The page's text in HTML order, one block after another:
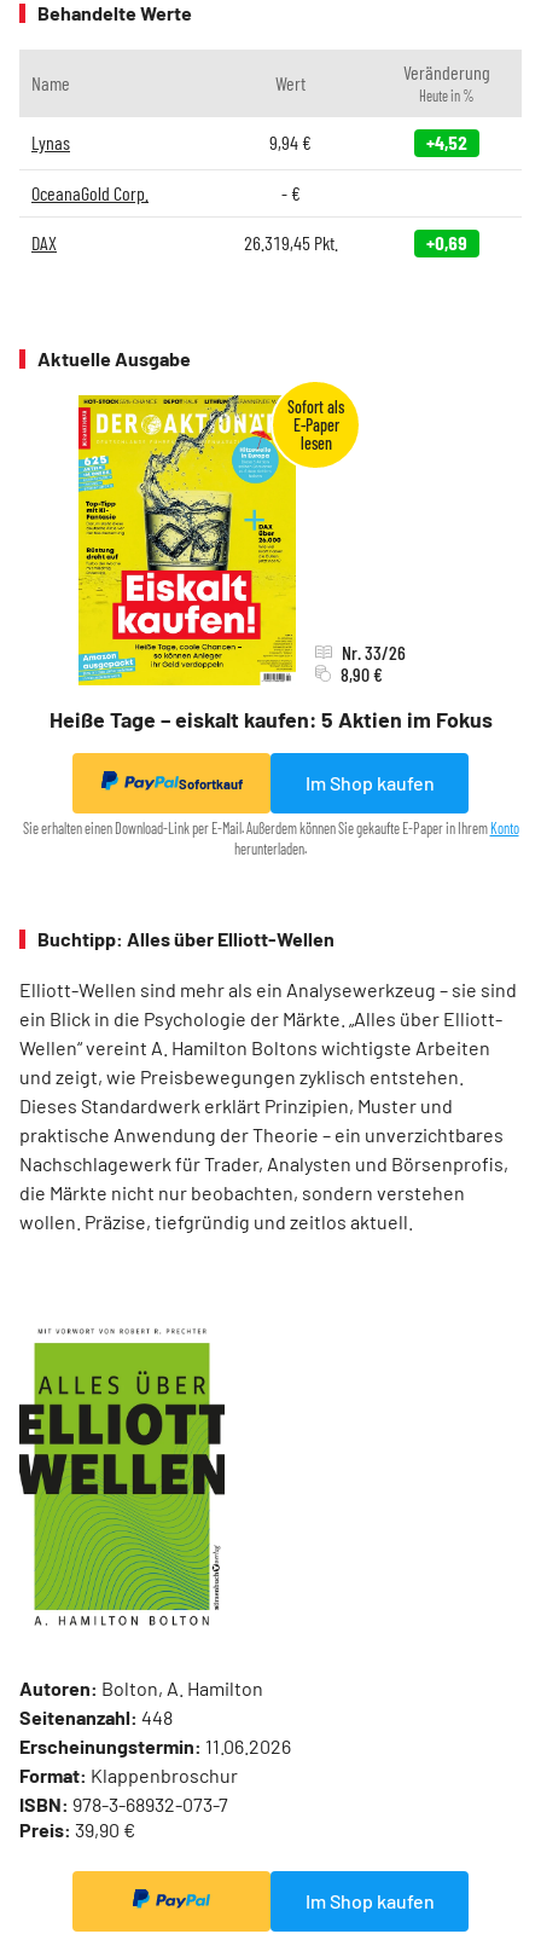
Behandelte Werte
Name Wert Veränderung
Heute in %
Lynas 9,94 € +4,52
OceanaGold Corp. -€
DAX 26.319,45Pkt. +0,69
Aktuelle Ausgabe
Heiße Tage – eiskalt kaufen: 5 Aktien im Fokus
Nr. 33/26
8,90 €
Sofortkauf Im Shop kaufen
Sie erhalten einen Download-Link per E-Mail. Außerdem können Sie gekaufte E-Paper in Ihrem Konto
herunterladen.
Buchtipp: Alles über Elliott-Wellen
Elliott-Wellen sind mehr als ein Analysewerkzeug – sie sind
ein Blick in die Psychologie der Märkte. „Alles über Elliott-
Wellen“ vereint A. Hamilton Boltons wichtigste Arbeiten
und zeigt, wie Preisbewegungen zyklisch entstehen.
Dieses Standardwerk erklärt Prinzipien, Muster und
praktische Anwendung der Theorie – ein unverzichtbares
Nachschlagewerk für Trader, Analysten und Börsenprofis,
die Märkte nicht nur beobachten, sondern verstehen
wollen. Präzise, tiefgründig und zeitlos aktuell.
Autoren: Bolton, A. Hamilton
Seitenanzahl: 448
Erscheinungstermin: 11.06.2026
Format: Klappenbroschur
ISBN: 978-3-68932-073-7
Preis: 39,90 €
Im Shop kaufen